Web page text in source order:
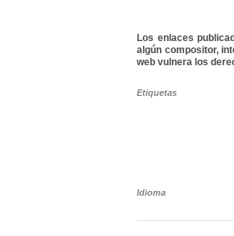
Los enlaces
algún compositor,
web vulnera los
Etiquetas
Idioma